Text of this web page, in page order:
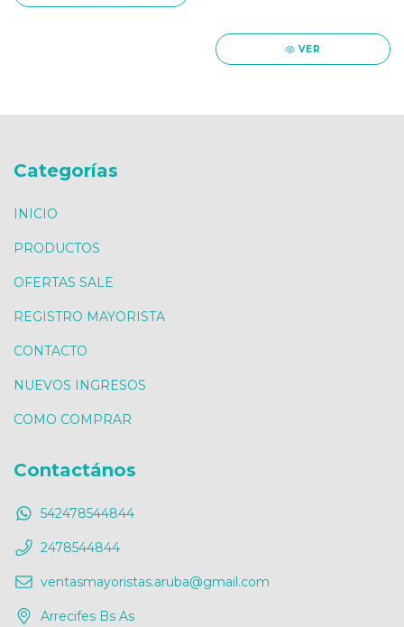
VER
Categorías
INICIO
PRODUCTOS
OFERTAS SALE
REGISTRO MAYORISTA
CONTACTO
NUEVOS INGRESOS
COMO COMPRAR
Contactános
542478544844
2478544844
ventasmayoristas.aruba@gmail.com
Arrecifes Bs As